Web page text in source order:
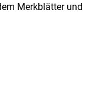
Merkblätter und